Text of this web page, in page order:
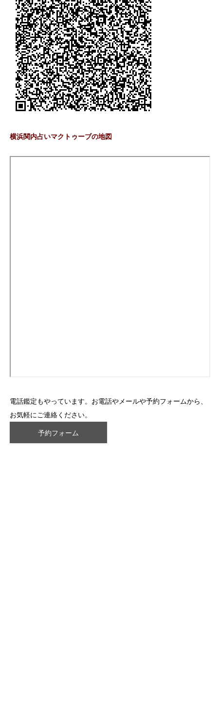
横浜関内占いマクトゥーブの地図
電話鑑定もやっています。お電話やメールや予約フォームから、
お気軽にご連絡ください。
予約フォーム